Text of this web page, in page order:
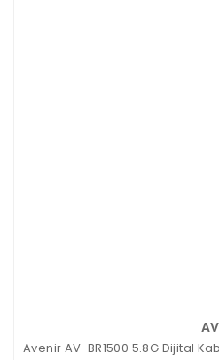
Avenir AV-BR1500 5.8G Dijital